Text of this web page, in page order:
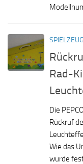
SPIELZEUG
Rad-
Die
Rückruf
Wie das
wurde